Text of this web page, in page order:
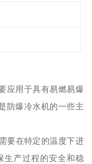
应用于具有易燃易爆
防爆冷水机的一些主
要在特定的温度下进
生产过程的安全和稳